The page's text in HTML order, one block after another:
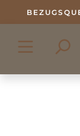
Zum